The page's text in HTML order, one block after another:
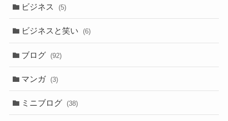
ビジネス (5)
ビジネスと笑い (6)
ブログ (92)
マンガ (3)
ミニブログ (38)